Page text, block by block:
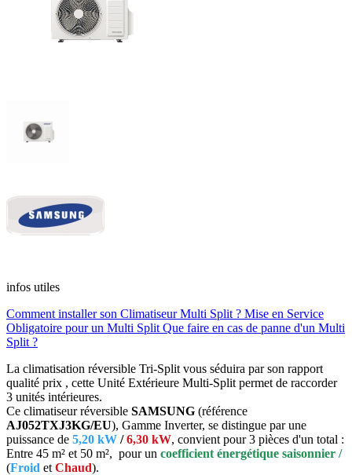
infos utiles
Comment installer son Climatiseur Multi Split ? Mise en Service
Obligatoire pour un Multi Split Que faire en cas de panne d'un Multi
Split ?
La climatisation réversible Tri-Split vous séduira par son rapport
qualité prix , cette Unité Extérieure Multi-Split permet de raccorder
3 unités intérieures.
Ce climatiseur réversible SAMSUNG (référence
AJ052TXJ3KG/EU), Gamme Inverter, se distingue par une
puissance de 5,20 kW / 6,30 kW, convient pour 3 pièces d'un total :
Entre 45 m² et 50 m², pour un coefficient énergétique saisonnier /
(Froid et Chaud).